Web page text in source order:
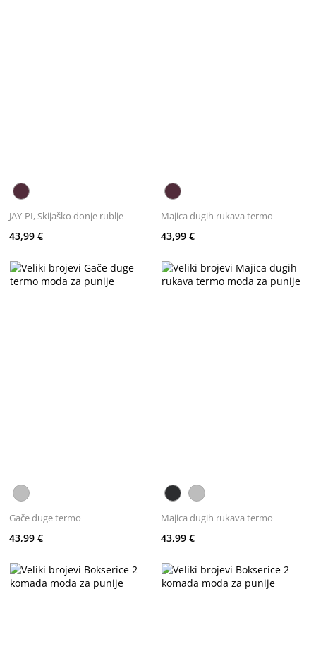
JAY-PI, Skijaško donje rublje
43,99 €
Majica dugih rukava termo
43,99 €
Gače duge termo
43,99 €
Majica dugih rukava termo
43,99 €